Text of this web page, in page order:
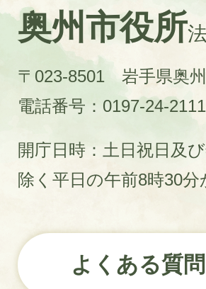
奥州市役所
〒023-8501 岩手県奥
電話番号：0197-24-
開庁日時：土日祝日及
除く平日の午前8時30
よくある質問